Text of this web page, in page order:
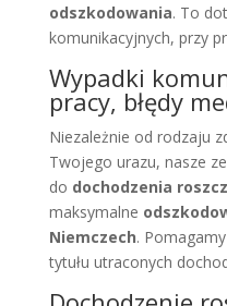
odszkodowania. To
komunikacyjnych, przy
Wypadki
pracy, błędy
Niezależnie od rodzaju
Twojego urazu, nasze
do dochodzenia
maksymalne
Niemczech.
tytułu utraconych